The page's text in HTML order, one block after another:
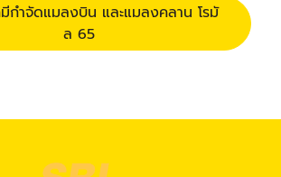
กำจัดแมลงบิน และแมลงคลาน โรมั
ล 65